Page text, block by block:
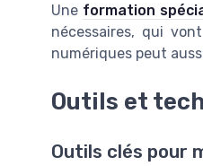
Une formation
nécessaires, qui
numériques peut
Outils et
Outils clés pour